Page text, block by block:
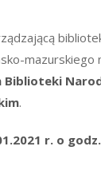
mazurskiego
Biblioteki
.
r. o